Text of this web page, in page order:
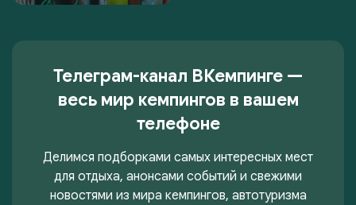
Телеграм-канал ВКемпинге —
весь мир кемпингов в вашем
телефоне
Делимся подборками самых интересных мест
для отдыха, анонсами событий и свежими
новостями из мира кемпингов, автотуризма